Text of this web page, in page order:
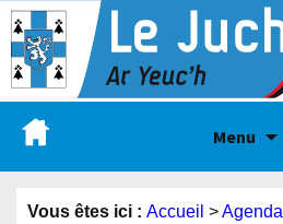
Menu
Vous êtes ici : Accueil >Agenda